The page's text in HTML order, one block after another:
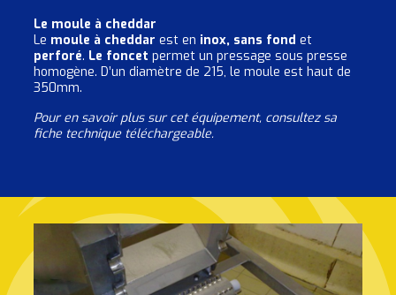
Le moule à cheddar
Le moule à cheddar est en inox, sans fond et
perforé. Le foncet permet un pressage sous presse
homogène. D’un diamètre de 215, le moule est haut de
350mm.
Pour en savoir plus sur cet équipement, consultez sa
fiche technique téléchargeable.